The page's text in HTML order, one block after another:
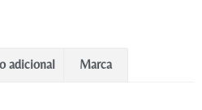
adicional Marca